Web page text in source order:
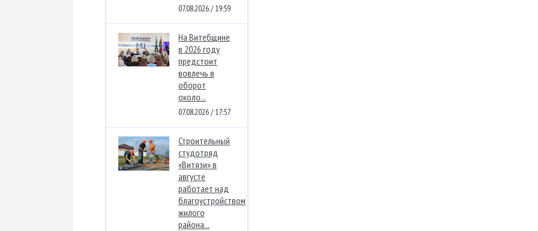
07.08.2026 / 19:59
На Витебщине
в 2026 году
предстоит
вовлечь в
оборот
около...
07.08.2026 / 17:57
Строительный
студотряд
«Витязи» в
августе
работает над
благоустройством
жилого
района...